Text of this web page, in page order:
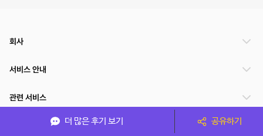
더 많은 후기 보기 공유하기
회사
서비스 안내
관련 서비스